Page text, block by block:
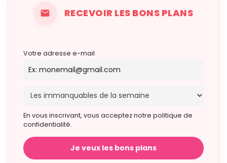
RECEVOIR LES BONS PLANS
Votre adresse e-mail
En vous inscrivant, vous acceptez notre politique de
confidentialité.